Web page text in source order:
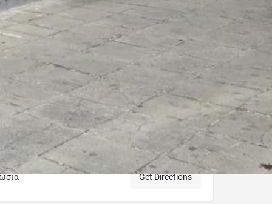
Get Directions